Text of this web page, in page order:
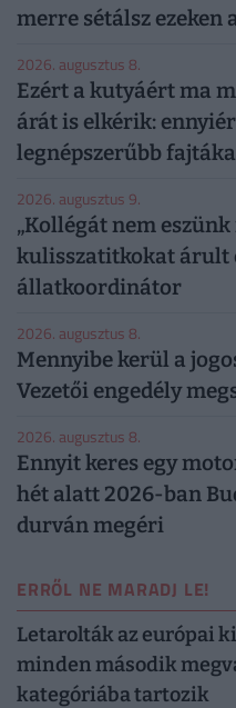
merre sétálsz ezeken
2026. augusztus 8.
Ezért a kutyáért ma
árát is elkérik:
legnépszerűbb
2026. augusztus 9.
„Kollégát nem eszünk
kulisszatitkokat árult
állatkoordinátor
2026. augusztus 8.
Mennyibe kerül a
Vezetői engedély
2026. augusztus 8.
Ennyit keres egy
hét alatt 2026-ban
durván megéri
ERRŐL NE MARADJ LE!
Letarolták az európai
minden második
kategóriába tartozik